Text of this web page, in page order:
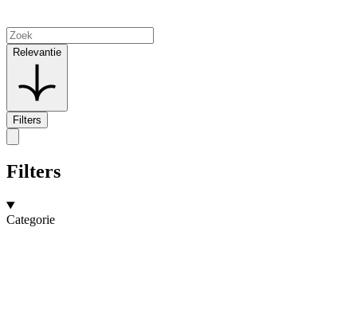
Relevantie
Filters
Filters
Categorie